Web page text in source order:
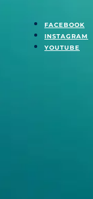
FACEBOOK
INSTAGRAM
YOUTUBE